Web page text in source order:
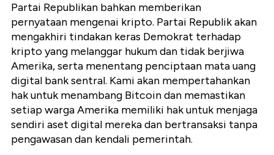
Partai Republikan bahkan memberikan
pernyataan mengenai kripto. Partai Republik akan
mengakhiri tindakan keras Demokrat terhadap
kripto yang melanggar hukum dan tidak berjiwa
Amerika, serta menentang penciptaan mata uang
digital bank sentral. Kami akan mempertahankan
hak untuk menambang Bitcoin dan memastikan
setiap warga Amerika memiliki hak untuk menjaga
sendiri aset digital mereka dan bertransaksi tanpa
pengawasan dan kendali pemerintah.